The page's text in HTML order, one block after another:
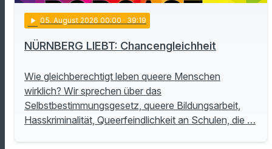
play_arrow 05. August 2026 00:00 · 39:19
NÜRNBERG LIEBT: Chancengleichheit
Wie gleichberechtigt leben queere Menschen
wirklich? Wir sprechen über das
Selbstbestimmungsgesetz, queere Bildungsarbeit,
Hasskriminalität, Queerfeindlichkeit an Schulen, die …